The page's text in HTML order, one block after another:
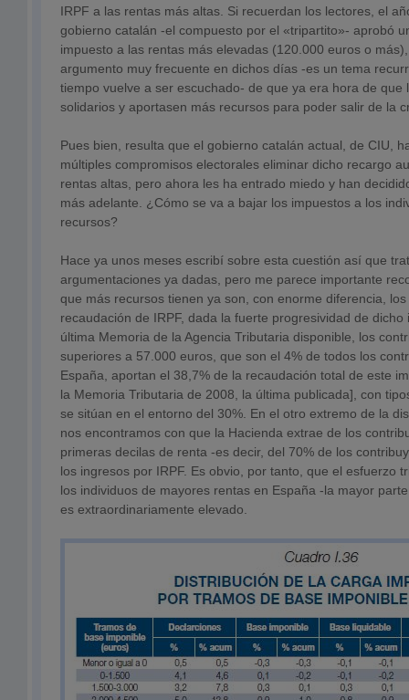
IRPF a las rentas más altas. Si recuerdan los lectores, el
gobierno catalán -el compuesto por el «tripartito»- aprobó
impuesto a las rentas más elevadas (120.000 euros o
argumento muy frecuente en dichos días -es un tema
tiempo vuelve a ser escuchado- de que ya era hora de que
solidarios y aportasen más recursos para poder salir de la
Pues bien, resulta que el gobierno catalán actual, de CIU,
múltiples compromisos electorales eliminar dicho recargo
rentas altas, pero ahora les ha entrado miedo y han
más adelante. ¿Cómo se va a bajar los impuestos a los
recursos?
Hace ya unos meses escribí sobre esta cuestión así que
argumentaciones ya dadas, pero me parece importante
que más recursos tienen ya son, con enorme diferencia,
recaudación de IRPF, dada la fuerte progresividad de
última Memoria de la Agencia Tributaria disponible, los
superiores a 57.000 euros, que son el 4% de todos los
España, aportan el 38,7% de la recaudación total de este
la Memoria Tributaria de 2008, la última publicada], con
se sitúan en el entorno del 30%. En el otro extremo de la
nos encontramos con que la Hacienda extrae de los
primeras decilas de renta -es decir, del 70% de los
los ingresos por IRPF. Es obvio, por tanto, que el esfuerzo
los individuos de mayores rentas en España -la mayor
es extraordinariamente elevado.